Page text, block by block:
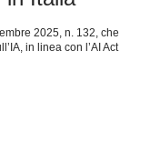
2025, n. 132, che
in linea con l’AI Act